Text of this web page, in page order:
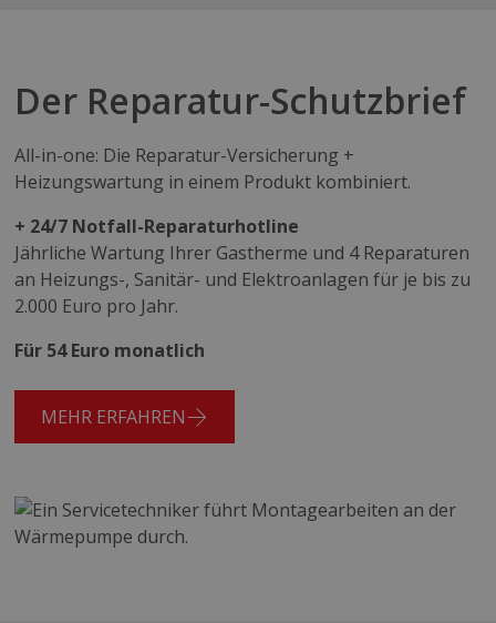
Der Reparatur-Schutzbrief
All-in-one: Die Reparatur-Versicherung +
Heizungswartung in einem Produkt kombiniert.
+ 24/7 Notfall-Reparaturhotline
Jährliche Wartung Ihrer Gastherme und 4 Reparaturen
an Heizungs-, Sanitär- und Elektroanlagen für je bis zu
2.000 Euro pro Jahr.
Für 54 Euro monatlich
MEHR ERFAHREN